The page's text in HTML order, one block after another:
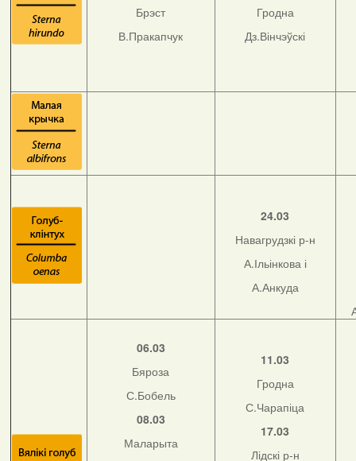
Брэст
В.Пракапчук
Гродна
Дз.Вінчэўскі
24.03
Навагрудзкі р-н
А.Ільінкова і
А.Анкуда
06.03
Бяроза
С.Бобель
08.03
Маларыта
11.03
Гродна
С.Чарапіца
17.03
Лідскі р-н